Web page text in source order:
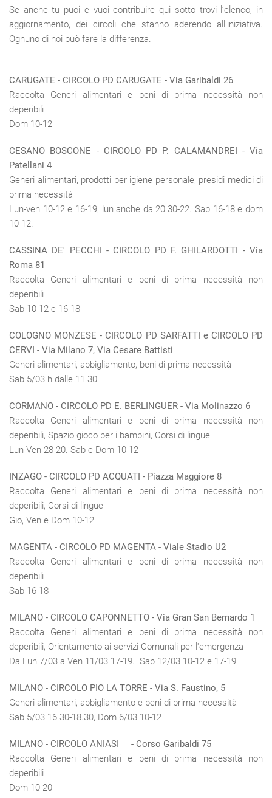
Se anche tu puoi e vuoi contribuire qui sotto trovi l’elenco, in
aggiornamento, dei circoli che stanno aderendo all’iniziativa.
Ognuno di noi può fare la differenza.
CARUGATE - CIRCOLO PD CARUGATE - Via Garibaldi 26
Raccolta Generi alimentari e beni di prima necessità non
deperibili
Dom 10-12
CESANO BOSCONE - CIRCOLO PD P. CALAMANDREI - Via
Patellani 4
Generi alimentari, prodotti per igiene personale, presidi medici di
prima necessità
Lun-ven 10-12 e 16-19, lun anche da 20.30-22. Sab 16-18 e dom
10-12.
CASSINA DE' PECCHI - CIRCOLO PD F. GHILARDOTTI - Via
Roma 81
Raccolta Generi alimentari e beni di prima necessità non
deperibili
Sab 10-12 e 16-18
COLOGNO MONZESE - CIRCOLO PD SARFATTI e CIRCOLO PD
CERVI - Via Milano 7, Via Cesare Battisti
Generi alimentari, abbigliamento, beni di prima necessità
Sab 5/03 h dalle 11.30
CORMANO - CIRCOLO PD E. BERLINGUER - Via Molinazzo 6
Raccolta Generi alimentari e beni di prima necessità non
deperibili, Spazio gioco per i bambini, Corsi di lingue
Lun-Ven 28-20. Sab e Dom 10-12
INZAGO - CIRCOLO PD ACQUATI - Piazza Maggiore 8
Raccolta Generi alimentari e beni di prima necessità non
deperibili, Corsi di lingue
Gio, Ven e Dom 10-12
MAGENTA - CIRCOLO PD MAGENTA - Viale Stadio U2
Raccolta Generi alimentari e beni di prima necessità non
deperibili
Sab 16-18
MILANO - CIRCOLO CAPONNETTO - Via Gran San Bernardo 1
Raccolta Generi alimentari e beni di prima necessità non
deperibili, Orientamento ai servizi Comunali per l'emergenza
Da Lun 7/03 a Ven 11/03 17-19. Sab 12/03 10-12 e 17-19
MILANO - CIRCOLO PIO LA TORRE - Via S. Faustino, 5
Generi alimentari, abbigliamento e beni di prima necessità
Sab 5/03 16.30-18.30, Dom 6/03 10-12
MILANO - CIRCOLO ANIASI - Corso Garibaldi 75
Raccolta Generi alimentari e beni di prima necessità non
deperibili
Dom 10-20